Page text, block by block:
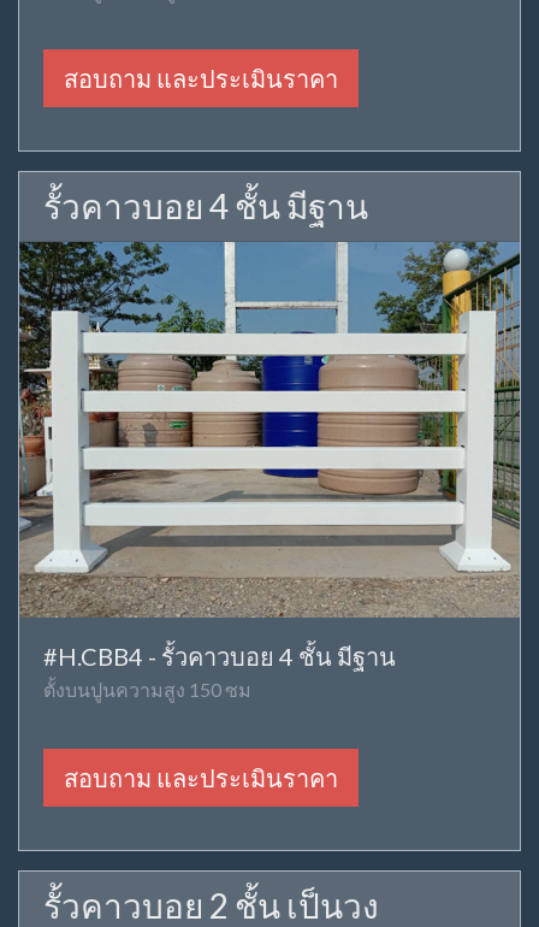
สอบถาม และประเมินราคา
รั้วคาวบอย 4 ชั้น มีฐาน
#H.CBB4 - รั้วคาวบอย 4 ชั้น มีฐาน
ตั้งบนปูนความสูง 150 ซม
สอบถาม และประเมินราคา
รั้วคาวบอย 2 ชั้น เป็นวง